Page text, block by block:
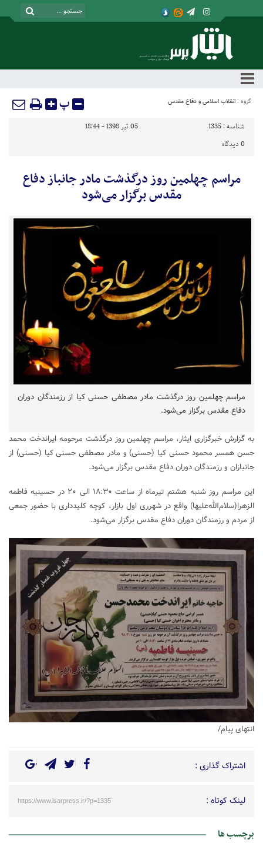
گروه : انقلاب اسلامی و دفاع مقدس پ
شناسه : 1335
05 تیر 1398 - 18:44
0 دیدگاه
مراسم چهلمین روز درگذشت مادر جانباز دفاع
مقدس برگزار می‌شود
مراسم چهلمین روز درگذشت مادر مصطفی حسنی کیا از رزمندگان دوران
دفاع مقدس برگزار می‌شود.
به گزارش خبرگزاری ایثار، مراسم چهلمین روز درگذشت مرحومه ایراندخت محمد
حسن همسر محمود حسنی کیا (حسنی) و مادر مصطفی حسنی کیا (حسنی) از
جانبازان و رزمندگان دوران دفاع مقدس برگزار می‌شود.
این مراسم روز شنبه هشتم تیرماه از ساعت ۱۸:۳۰ الی ۲۰ در حسینیه فاطمه
الزهرا(سلام‌الله‌علیها) واقع در شهرری اول بازار، کوچه کلیدداری با حضور جمعی
از مردم و رزمندگان دوران دفاع مقدس برگزار می‌شود.
انتهای پیام/
اشتراک گذاری :
لینک کوتاه : https://www.isarpress.ir/?p=1335
برچسب ها